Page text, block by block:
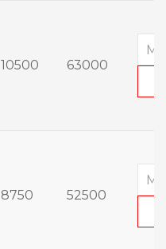
10500 63000
8750 52500